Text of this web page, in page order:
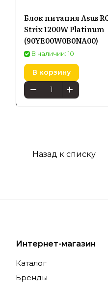
Блок питания Asus
Strix 1200W Platinum
(90YE00W0B0NA00)
В наличии: 10
В корзину
Назад к списку
Интернет-магазин
Каталог
Бренды